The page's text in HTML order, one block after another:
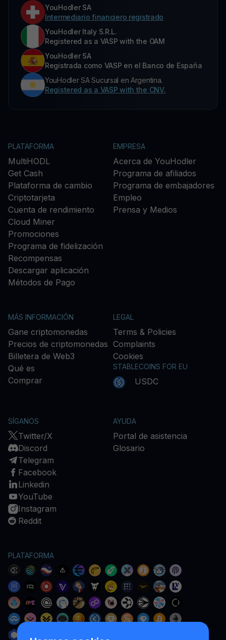
YouHodler SA
Intermediario financiero registrado
YouHodler Italy S.R.L.
Registered as a VASP with the OAM
YouHodler SA
Registrada como VASP en el Banco de España
YouHodler SA Sucursal en Argentina.
Registered as a VASP with the CNV.
PLATAFORMA
MultiHODL
Get Cash
Plataforma de cambio
Criptotarjeta
Cuenta de rendimiento
Cloud Miner
Promociones
Programa de fidelización
Recompensas
Descargar aplicación
Métodos de Pago
EMPRESA
Acerca de YouHodler
Programa de afiliados
Programa de embajadores
Empleo
Prensa y Medios
MÁS INFORMACIÓN
Gane criptomonedas
Precios de criptomonedas
Billetera de Web3
Qué es
Comprar
LEGAL
Terms & Policies
Complaints
Cookies
STABLECOINS FOR EU
USDC
SÍGANOS
Twitter/X
Discord
Telegram
Facebook
Linkedin
YouTube
Instagram
Reddit
AYUDA
Portal de asistencia
Glosario
PLATAFORMA